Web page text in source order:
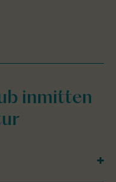
inmitten